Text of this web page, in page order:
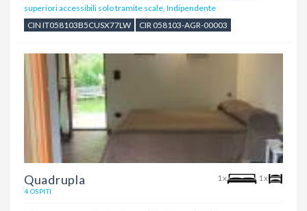
superiori accessibili solo tramite scale, Indipendente
CIN IT058103B5CUSX77LW
CIR 058103-AGR-00003
Quadrupla 1x 1x
4 OSPITI